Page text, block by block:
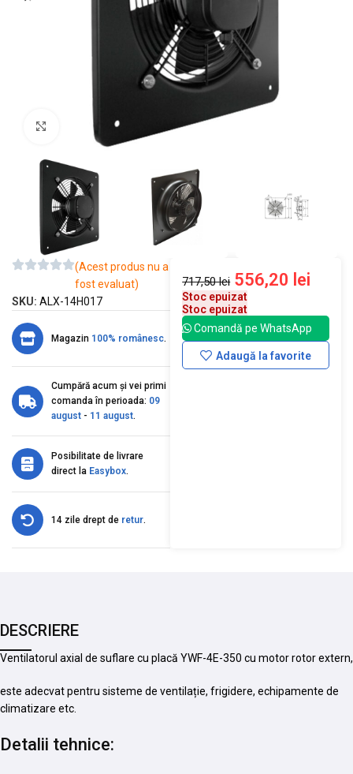
Mărește imaginea
(Acest produs nu a
fost evaluat)
SKU: ALX-14H017
Magazin 100% românesc.
Cumpără acum și vei primi
comanda în perioada: 09
august - 11 august.
Posibilitate de livrare
direct la Easybox.
14 zile drept de retur.
717,50lei 556,20 lei
Stoc epuizat
Stoc epuizat
Comandă pe WhatsApp
Adaugă la favorite
DESCRIERE
Ventilatorul axial de suflare cu placă YWF-4E-350 cu motor rotor extern,
este adecvat pentru sisteme de ventilație, frigidere, echipamente de
climatizare etc.
Detalii tehnice: